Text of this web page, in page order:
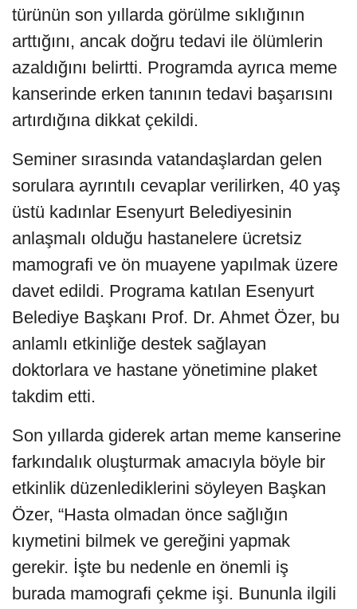
türünün son yıllarda görülme sıklığının
arttığını, ancak doğru tedavi ile ölümlerin
azaldığını belirtti. Programda ayrıca meme
kanserinde erken tanının tedavi başarısını
artırdığına dikkat çekildi.
Seminer sırasında vatandaşlardan gelen
sorulara ayrıntılı cevaplar verilirken, 40 yaş
üstü kadınlar Esenyurt Belediyesinin
anlaşmalı olduğu hastanelere ücretsiz
mamografi ve ön muayene yapılmak üzere
davet edildi. Programa katılan Esenyurt
Belediye Başkanı Prof. Dr. Ahmet Özer, bu
anlamlı etkinliğe destek sağlayan
doktorlara ve hastane yönetimine plaket
takdim etti.
Son yıllarda giderek artan meme kanserine
farkındalık oluşturmak amacıyla böyle bir
etkinlik düzenlediklerini söyleyen Başkan
Özer, “Hasta olmadan önce sağlığın
kıymetini bilmek ve gereğini yapmak
gerekir. İşte bu nedenle en önemli iş
burada mamografi çekme işi. Bununla ilgili